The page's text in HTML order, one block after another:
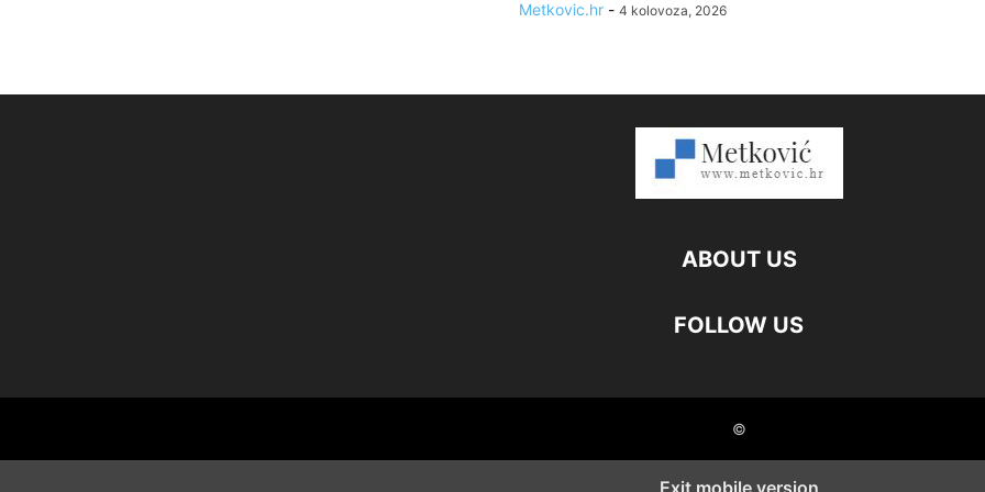
Metkovic.hr - 4 kolovoza, 2026
ABOUT US
FOLLOW US
©
Exit mobile version